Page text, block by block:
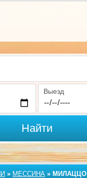
Выезд
Найти
» МЕССИНА » МИЛАЦЦО